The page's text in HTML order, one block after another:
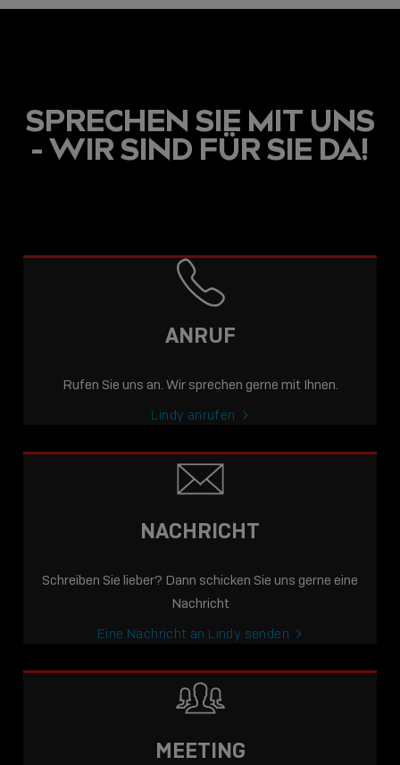
SPRECHEN SIE MIT UNS
- WIR SIND FÜR SIE DA!
ANRUF
Rufen Sie uns an. Wir sprechen gerne mit Ihnen.
Lindy anrufen
NACHRICHT
Schreiben Sie lieber? Dann schicken Sie uns gerne eine
Nachricht
Eine Nachricht an Lindy senden
MEETING